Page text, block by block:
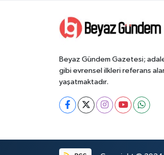
Beyaz Gündem Gazetesi;
gibi evrensel ilkleri referans
yaşatmaktadır.